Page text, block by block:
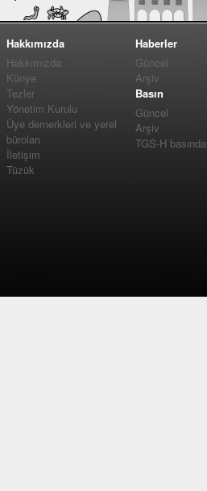
Hakkımızda
Hakkımızda
Künye
Tezler
Yönetim Kurulu
Üye dernerkleri ve yerel
büroları
İletişim
Tüzük
Haberler
Güncel
Arşiv
Basın
Güncel
Arşiv
TGS-H basında